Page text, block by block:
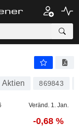
Aktien 869843
Veränd. 1. Jan.
-0,68 %